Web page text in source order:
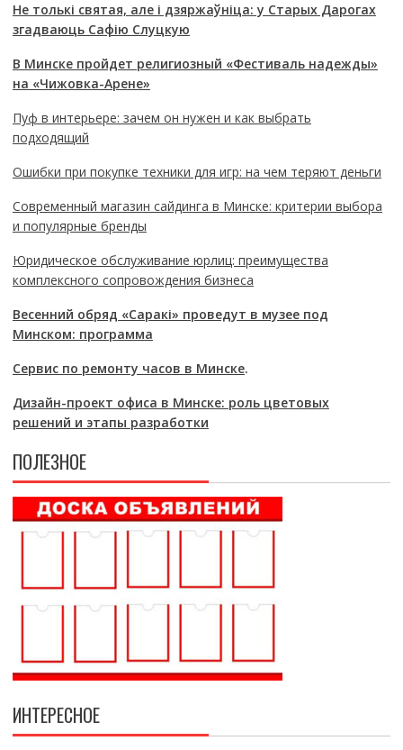
Не толькі святая, але і дзяржаўніца: у Старых Дарогах
згадваюць Сафію Слуцкую
В Минске пройдет религиозный «Фестиваль надежды»
на «Чижовка-Арене»
Пуф в интерьере: зачем он нужен и как выбрать
подходящий
Ошибки при покупке техники для игр: на чем теряют деньги
Современный магазин сайдинга в Минске: критерии выбора
и популярные бренды
Юридическое обслуживание юрлиц: преимущества
комплексного сопровождения бизнеса
Весенний обряд «Саракі» проведут в музее под
Минском: программа
Сервис по ремонту часов в Минске.
Дизайн-проект офиса в Минске: роль цветовых
решений и этапы разработки
ПОЛЕЗНОЕ
ИНТЕРЕСНОЕ